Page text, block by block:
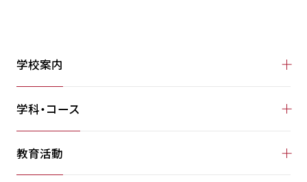
学校案内
学科・コース
教育活動